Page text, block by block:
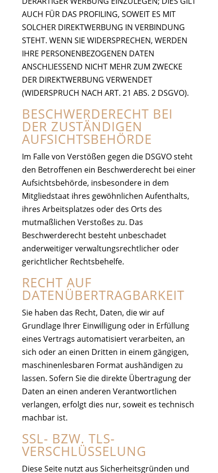
AUCH FÜR DAS PROFILING, SOWEIT ES MIT
SOLCHER DIREKTWERBUNG IN VERBINDUNG
STEHT. WENN SIE WIDERSPRECHEN, WERDEN
IHRE PERSONENBEZOGENEN DATEN
ANSCHLIESSEND NICHT MEHR ZUM ZWECKE
DER DIREKTWERBUNG VERWENDET
(WIDERSPRUCH NACH ART. 21 ABS. 2 DSGVO).
BESCHWERDERECHT BEI
DER ZUSTÄNDIGEN
AUFSICHTSBEHÖRDE
Im Falle von Verstößen gegen die DSGVO steht
den Betroffenen ein Beschwerderecht bei einer
Aufsichtsbehörde, insbesondere in dem
Mitgliedstaat ihres gewöhnlichen Aufenthalts,
ihres Arbeitsplatzes oder des Orts des
mutmaßlichen Verstoßes zu. Das
Beschwerderecht besteht unbeschadet
anderweitiger verwaltungsrechtlicher oder
gerichtlicher Rechtsbehelfe.
RECHT AUF
DATENÜBERTRAGBARKEIT
Sie haben das Recht, Daten, die wir auf
Grundlage Ihrer Einwilligung oder in Erfüllung
eines Vertrags automatisiert verarbeiten, an
sich oder an einen Dritten in einem gängigen,
maschinenlesbaren Format aushändigen zu
lassen. Sofern Sie die direkte Übertragung der
Daten an einen anderen Verantwortlichen
verlangen, erfolgt dies nur, soweit es technisch
machbar ist.
SSL- BZW. TLS-
VERSCHLÜSSELUNG
Diese Seite nutzt aus Sicherheitsgründen und